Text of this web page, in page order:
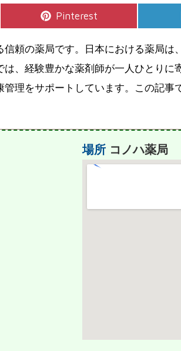
Share
Pinterest
頼の薬局です。日本における薬局
、経験豊かな薬剤師が一人ひとり
理をサポートしています。この記
場所コノハ薬局